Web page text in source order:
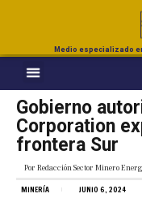
Medio especializado
Gobierno
Corporation
frontera Sur
Por Redacción Sector Minero
MINERÍA JUNIO 6, 2024